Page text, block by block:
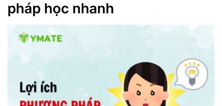
pháp học nhanh